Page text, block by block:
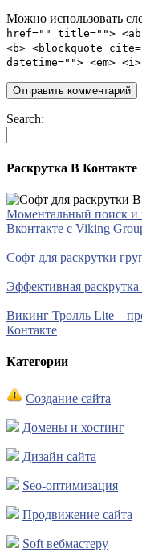
Можно использовать
href="" title="">
<b> <blockquote
datetime=""> <em>
Search:
Раскрутка В Контакте
Моментальный поиск и
Вконтакте с Viking
Софт для раскрутки
Эффективная
Викинг Тролль Lite –
Контакте
Категории
Создание сайта
Домены и хостинг
Дизайн сайта
Seo-оптимизация
Продвижение сайта
Soft вебмастеру